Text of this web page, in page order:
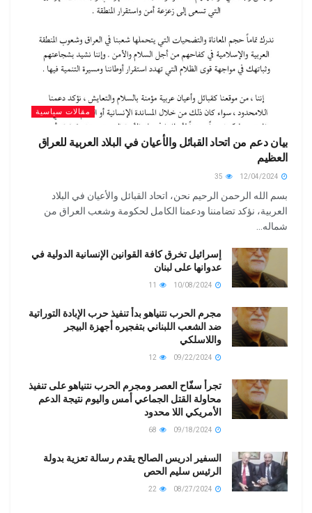
مقالات سياسية
بيان دعم من اتحاد القبائل والأعيان في البلاد العربية للعراق
العظيم
بسم الله الرحمن الرحيم نحن، اتحاد القبائل والأعيان في البلاد
العربية، نؤكد تضامننا ودعمنا الكامل لحكومة وشعب العراق من
شماله...
إسرائيل تخرق كافة القوانين الإنسانية الدولية في
عدوانها على لبنان
مجرم الحرب نتنياهو بدأ تنفيذ حرب الإبادة التوراتية
ضد الشعب اللبناني بتفجيره أجهزة البيجر
واللاسلكي
تجرأ سفّاح العصر ومجرم الحرب نتنياهو على تنفيذ
محاولة القتل الجماعي أمس واليوم نتيجة الدعم
الأمريكي اللا محدود
السفير ادريس الصالح يقدم رسالة تعزية بدولة
الرئيس سليم الحص